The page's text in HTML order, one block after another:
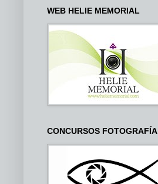
WEB HELIE MEMORIAL
CONCURSOS FOTOGRAFÍA